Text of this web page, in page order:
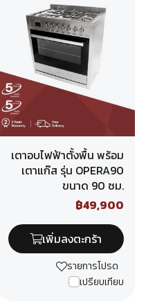
เตาอบไฟฟ้าตั้งพื้น พร้อม
เตาแก๊ส รุ่น OPERA90
ขนาด 90 ซม.
฿49,900
เพิ่มลงตะกร้า
รายการโปรด
เปรียบเทียบ